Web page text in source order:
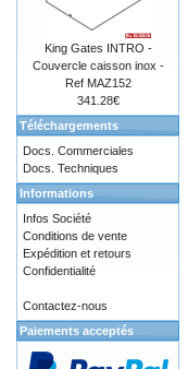
King Gates INTRO -
Couvercle caisson inox -
Ref MAZ152
341.28€
Téléchargements
Docs. Commerciales
Docs. Techniques
Informations
Infos Société
Conditions de vente
Expédition et retours
Confidentialité
Contactez-nous
Paiements acceptés